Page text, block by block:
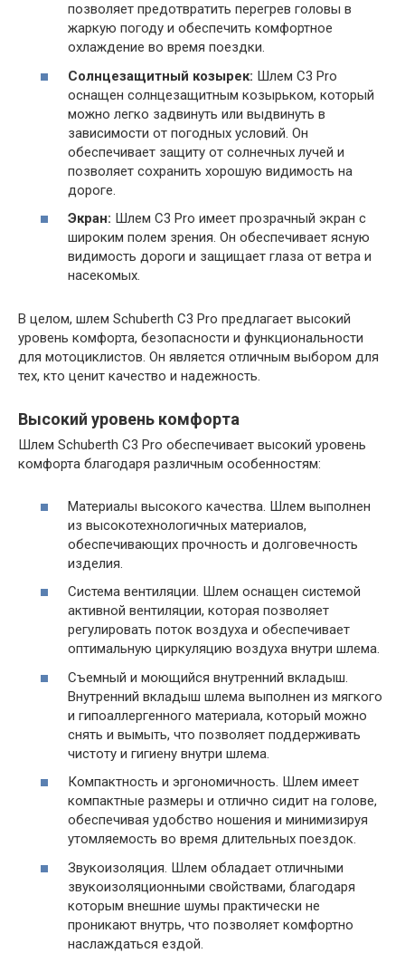
позволяет предотвратить перегрев головы в
жаркую погоду и обеспечить комфортное
охлаждение во время поездки.
Солнцезащитный козырек: Шлем C3 Pro
оснащен солнцезащитным козырьком, который
можно легко задвинуть или выдвинуть в
зависимости от погодных условий. Он
обеспечивает защиту от солнечных лучей и
позволяет сохранить хорошую видимость на
дороге.
Экран: Шлем C3 Pro имеет прозрачный экран с
широким полем зрения. Он обеспечивает ясную
видимость дороги и защищает глаза от ветра и
насекомых.
В целом, шлем Schuberth C3 Pro предлагает высокий
уровень комфорта, безопасности и функциональности
для мотоциклистов. Он является отличным выбором для
тех, кто ценит качество и надежность.
Высокий уровень комфорта
Шлем Schuberth C3 Pro обеспечивает высокий уровень
комфорта благодаря различным особенностям:
Материалы высокого качества. Шлем выполнен
из высокотехнологичных материалов,
обеспечивающих прочность и долговечность
изделия.
Система вентиляции. Шлем оснащен системой
активной вентиляции, которая позволяет
регулировать поток воздуха и обеспечивает
оптимальную циркуляцию воздуха внутри шлема.
Съемный и моющийся внутренний вкладыш.
Внутренний вкладыш шлема выполнен из мягкого
и гипоаллергенного материала, который можно
снять и вымыть, что позволяет поддерживать
чистоту и гигиену внутри шлема.
Компактность и эргономичность. Шлем имеет
компактные размеры и отлично сидит на голове,
обеспечивая удобство ношения и минимизируя
утомляемость во время длительных поездок.
Звукоизоляция. Шлем обладает отличными
звукоизоляционными свойствами, благодаря
которым внешние шумы практически не
проникают внутрь, что позволяет комфортно
наслаждаться ездой.